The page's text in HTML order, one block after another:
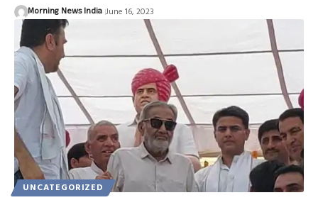
Morning News India June 16, 2023
UNCATEGORIZED